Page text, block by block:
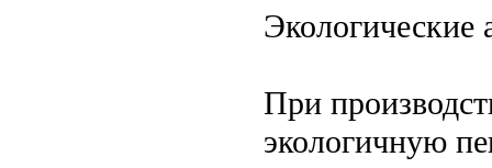
Экологические
При
экологичную